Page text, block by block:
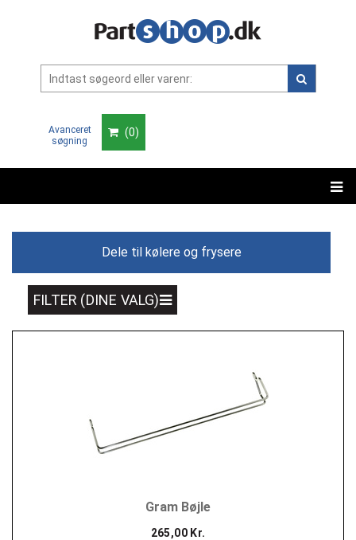
Avanceret
søgning
(0)
Dele til kølere og frysere
FILTER (DINE VALG)
Gram Bøjle
265,00 Kr.